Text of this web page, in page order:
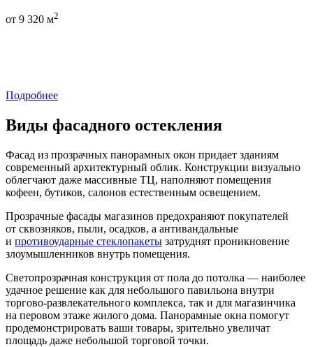
от 9 320 м2
Подробнее
Виды фасадного остекления
Фасад из прозрачных панорамных окон придает зданиям
современный архитектурный облик. Конструкции визуально
облегчают даже массивные ТЦ, наполняют помещения
кофеен, бутиков, салонов естественным освещением.
Прозрачные фасады магазинов предохраняют покупателей
от сквозняков, пыли, осадков, а антивандальные
и противоударные стеклопакеты затруднят проникновение
злоумышленников внутрь помещения.
Светопрозрачная конструкция от пола до потолка — наиболее
удачное решение как для небольшого павильона внутри
торгово-развлекательного комплекса, так и для магазинчика
на перовом этаже жилого дома. Панорамные окна помогут
продемонстрировать ваши товары, зрительно увеличат
площадь даже небольшой торговой точки.